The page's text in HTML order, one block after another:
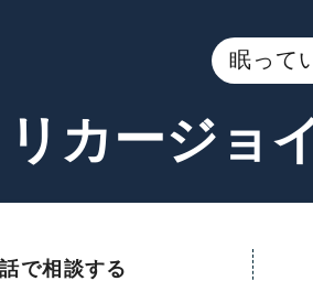
眠って
リカージョ
で相談する